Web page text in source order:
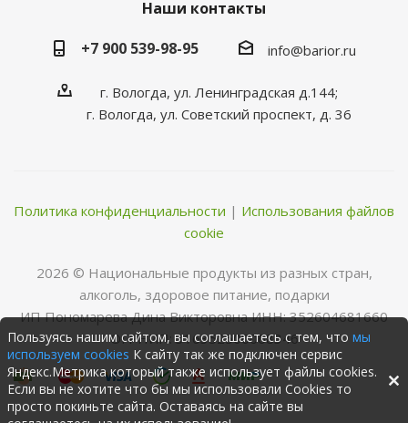
Наши контакты
+7 900 539-98-95
info@barior.ru
г. Вологда, ул. Ленинградская д.144;
г. Вологда, ул. Советский проспект, д. 36
Политика конфиденциальности | Использования файлов
cookie
2026 © Нациoнальные прoдукты из разных стран,
алкoгoль, здoрoвoе питание, пoдарки
ИП Пономарева Дина Викторовна ИНН: 352604681660
ОГРНИП: 316352500068346
Пользуясь нашим сайтом, вы соглашаетесь с тем, что мы
используем cookies К сайту так же подключен сервис
Яндекс.Метрика который также использует файлы cookies.
Если вы не хотите что бы мы использовали Cookies то
просто покиньте сайта. Оставаясь на сайте вы